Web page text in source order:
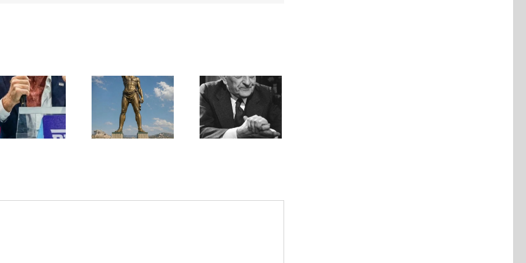
Ile de Rhodes ;
un foyer juif
déserté
Une lettre
inédite de
Malraux sur
l’État d’Israël |
PAR « LA REGLE